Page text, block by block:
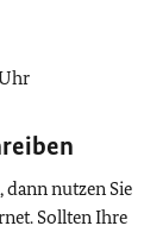
dann nutzen Sie
Sollten Ihre